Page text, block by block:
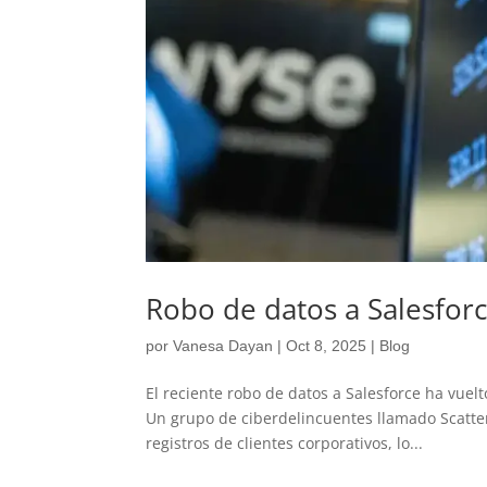
Robo de datos a
porVanesa Dayan |Oct 8, 2025 | Blog
El reciente robo de datos a Salesforce ha
Un grupo de ciberdelincuentes llamado
registros de clientes corporativos, lo...